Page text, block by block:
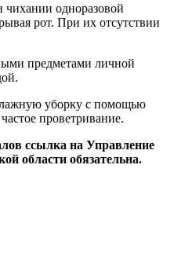
одноразовой
рот. При их отсутствии
предметами личной
уборку с помощью
проветривание.
ссылка на Управление
области обязательна.